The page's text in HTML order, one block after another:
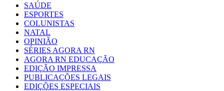
SAÚDE
ESPORTES
COLUNISTAS
NATAL
OPINIÃO
SÉRIES AGORA RN
AGORA RN EDUCAÇÃO
EDIÇÃO IMPRESSA
PUBLICAÇÕES LEGAIS
EDIÇÕES ESPECIAIS